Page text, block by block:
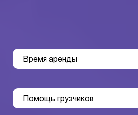
Время аренды
Помощь грузчиков